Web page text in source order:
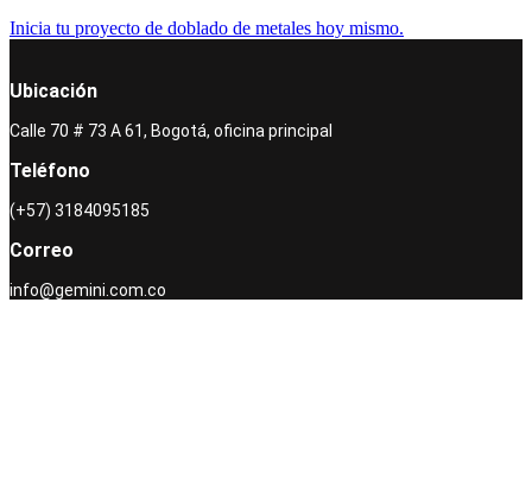
Inicia tu proyecto de doblado de metales hoy mismo.
Ubicación
Calle 70 # 73 A 61, Bogotá, oficina principal
Teléfono
(+57) 3184095185
Correo
info@gemini.com.co